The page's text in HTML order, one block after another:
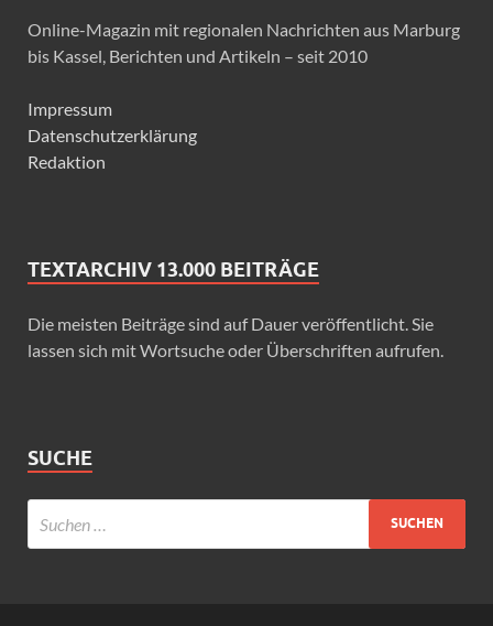
Online-Magazin mit regionalen Nachrichten aus Marburg
bis Kassel, Berichten und Artikeln – seit 2010
Impressum
Datenschutzerklärung
Redaktion
TEXTARCHIV 13.000 BEITRÄGE
Die meisten Beiträge sind auf Dauer veröffentlicht. Sie
lassen sich mit Wortsuche oder Überschriften aufrufen.
SUCHE